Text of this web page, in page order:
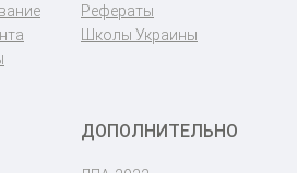
Рефераты
Школы Украины
ДОПОЛНИТЕЛЬНО